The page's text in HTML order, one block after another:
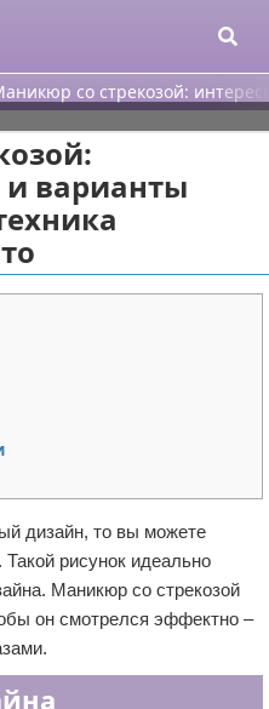
со стрекозой:
варианты
дизайн, то вы можете
рисунок идеально
Маникюр со стрекозой
он смотрелся эффектно –